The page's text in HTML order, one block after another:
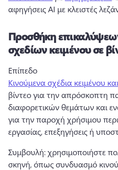
αφηγήσεις AI με κλειστές
Προσθήκη
σχεδίων κειμένου σε
Επίπεδο
Κινούμενα σχέδια κειμένου
βίντεο για την απρόσκοπτη
διαφορετικών θεμάτων και
για την παροχή χρήσιμου
εργασίας, επεξηγήσεις ή
Συμβουλή: χρησιμοποιήστε
σκηνή, όπως συνδυασμό